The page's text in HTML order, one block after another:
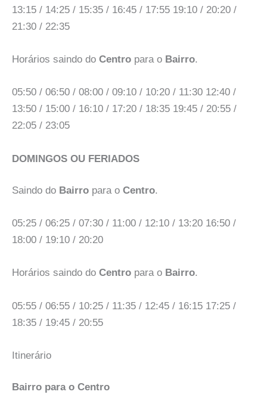
13:15 / 14:25 / 15:35 / 16:45 / 17:55 19:10 / 20:20 /
21:30 / 22:35
Horários saindo do Centro para o Bairro.
05:50 / 06:50 / 08:00 / 09:10 / 10:20 / 11:30 12:40 /
13:50 / 15:00 / 16:10 / 17:20 / 18:35 19:45 / 20:55 /
22:05 / 23:05
DOMINGOS OU FERIADOS
Saindo do Bairro para o Centro.
05:25 / 06:25 / 07:30 / 11:00 / 12:10 / 13:20 16:50 /
18:00 / 19:10 / 20:20
Horários saindo do Centro para o Bairro.
05:55 / 06:55 / 10:25 / 11:35 / 12:45 / 16:15 17:25 /
18:35 / 19:45 / 20:55
Itinerário
Bairro para o Centro